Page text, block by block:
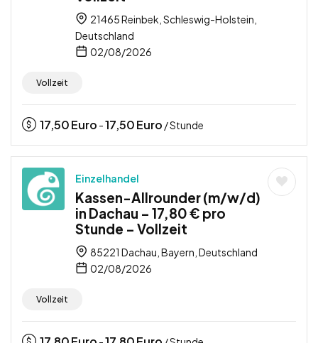
21465 Reinbek, Schleswig-Holstein,
Deutschland
02/08/2026
Vollzeit
17,50Euro -17,50Euro / Stunde
Einzelhandel
Kassen-Allrounder (m/w/d)
in Dachau – 17,80 € pro
Stunde – Vollzeit
85221 Dachau, Bayern, Deutschland
02/08/2026
Vollzeit